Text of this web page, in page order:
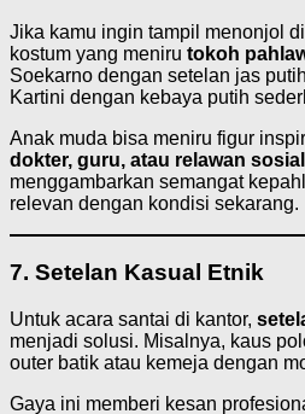
Jika kamu ingin tampil menonjol
kostum yang meniru tokoh
Soekarno dengan setelan jas
Kartini dengan kebaya putih
Anak muda bisa meniru figur
dokter, guru, atau relawan
menggambarkan semangat
relevan dengan kondisi sekarang.
7. Setelan Kasual Etnik
Untuk acara santai di kantor,
menjadi solusi. Misalnya, kaus
outer batik atau kemeja dengan
Gaya ini memberi kesan